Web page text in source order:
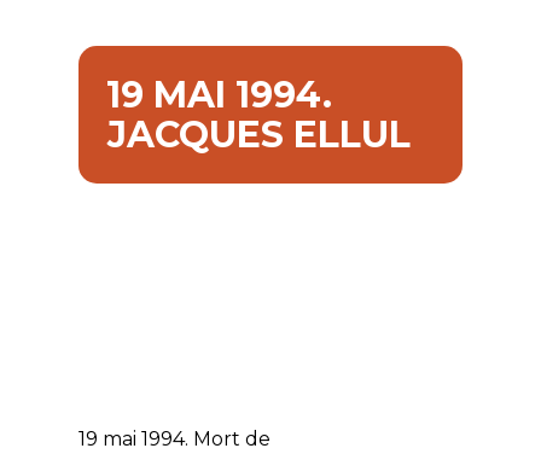
19 MAI 1994.
JACQUES ELLUL
19 mai 1994. Mort de